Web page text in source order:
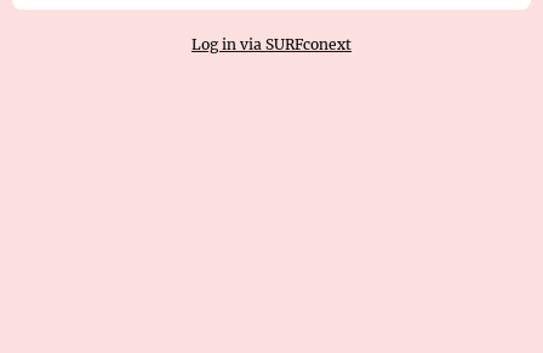
Log in via SURFconext